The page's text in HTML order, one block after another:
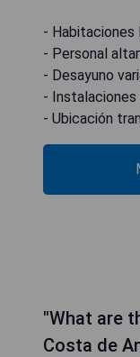
- Habitaciones
- Personal
- Desayuno
- Instalaciones
- Ubicación
"What are
Costa de